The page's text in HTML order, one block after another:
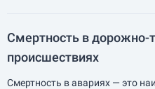
Смертность в дорожно-
происшествиях
Смертность в авариях — это